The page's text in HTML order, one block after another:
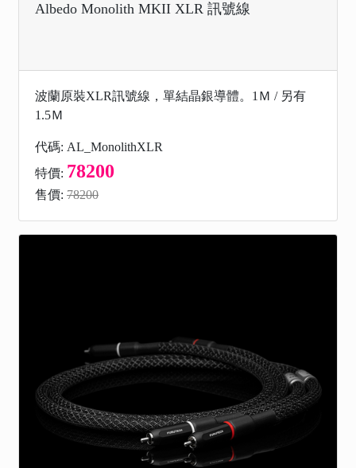
Albedo Monolith MKII XLR 訊號線
波蘭原裝XLR訊號線，單結晶銀導體。1Ｍ / 另有
1.5Ｍ
代碼: AL_MonolithXLR
特價: 78200
售價: 78200